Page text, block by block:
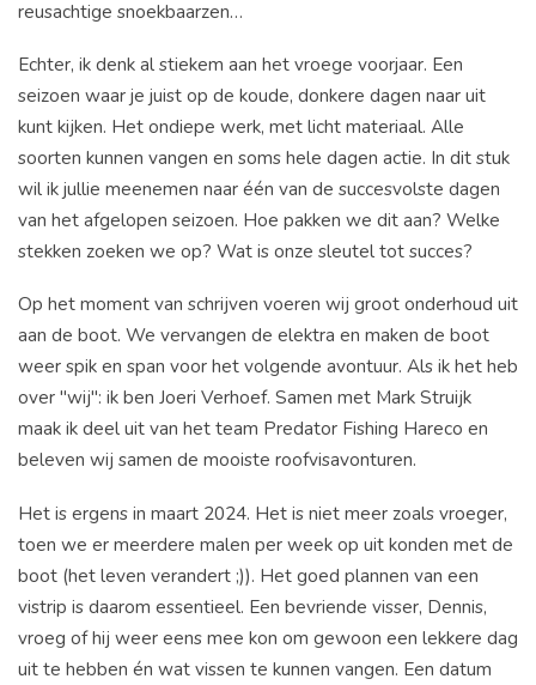
reusachtige snoekbaarzen…
Echter, ik denk al stiekem aan het vroege voorjaar. Een
seizoen waar je juist op de koude, donkere dagen naar uit
kunt kijken. Het ondiepe werk, met licht materiaal. Alle
soorten kunnen vangen en soms hele dagen actie. In dit stuk
wil ik jullie meenemen naar één van de succesvolste dagen
van het afgelopen seizoen. Hoe pakken we dit aan? Welke
stekken zoeken we op? Wat is onze sleutel tot succes?
Op het moment van schrijven voeren wij groot onderhoud uit
aan de boot. We vervangen de elektra en maken de boot
weer spik en span voor het volgende avontuur. Als ik het heb
over "wij": ik ben Joeri Verhoef. Samen met Mark Struijk
maak ik deel uit van het team Predator Fishing Hareco en
beleven wij samen de mooiste roofvisavonturen.
Het is ergens in maart 2024. Het is niet meer zoals vroeger,
toen we er meerdere malen per week op uit konden met de
boot (het leven verandert ;)). Het goed plannen van een
vistrip is daarom essentieel. Een bevriende visser, Dennis,
vroeg of hij weer eens mee kon om gewoon een lekkere dag
uit te hebben én wat vissen te kunnen vangen. Een datum